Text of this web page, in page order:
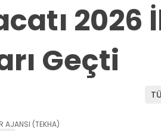
2026
Geçti
AJANSI (TEKHA)